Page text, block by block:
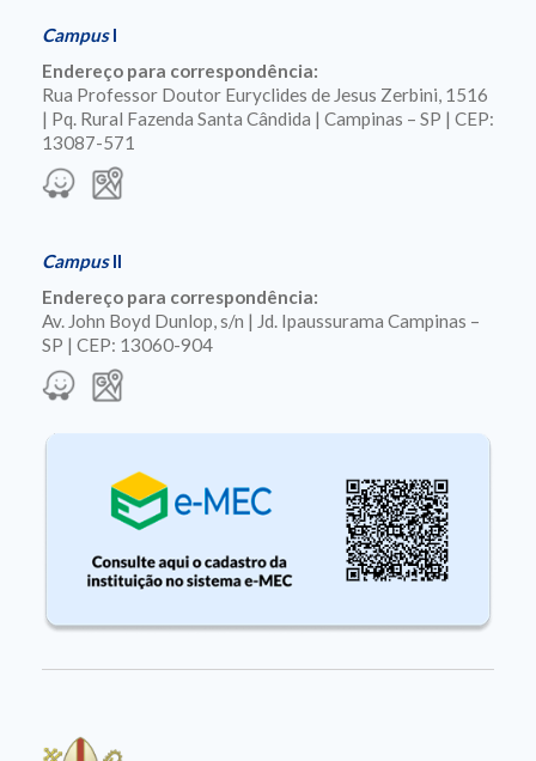
CampusI
Endereço para correspondência:
Rua Professor Doutor Euryclides de Jesus Zerbini, 1516
| Pq. Rural Fazenda Santa Cândida | Campinas – SP | CEP:
13087-571
CampusII
Endereço para correspondência:
Av. John Boyd Dunlop, s/n | Jd. Ipaussurama Campinas –
SP | CEP: 13060-904